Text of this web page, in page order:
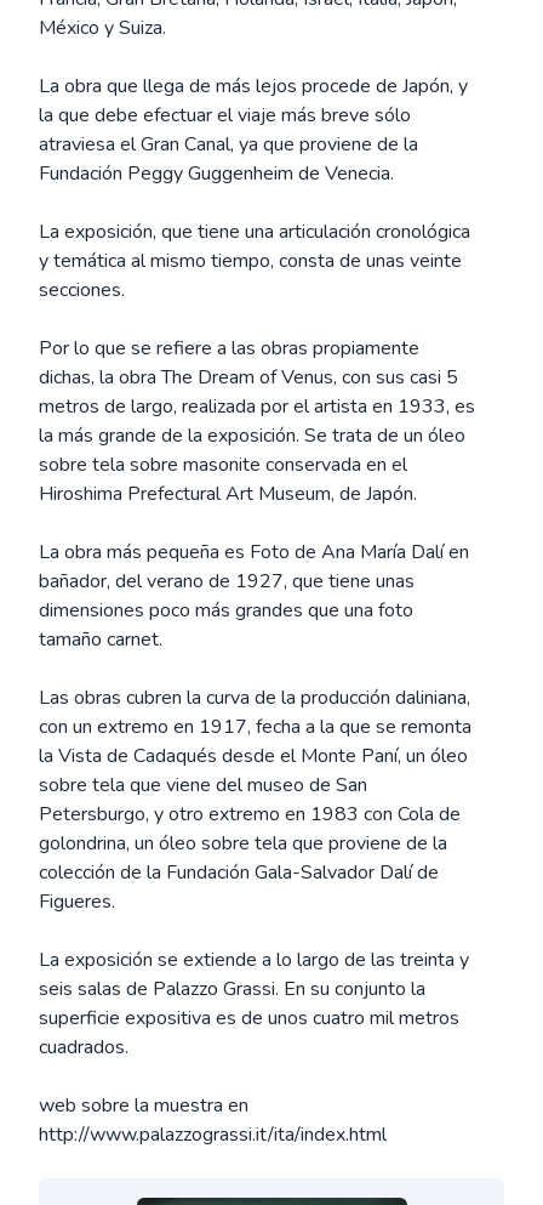
México y Suiza.
La obra que llega de más lejos procede de Japón, y
la que debe efectuar el viaje más breve sólo
atraviesa el Gran Canal, ya que proviene de la
Fundación Peggy Guggenheim de Venecia.
La exposición, que tiene una articulación cronológica
y temática al mismo tiempo, consta de unas veinte
secciones.
Por lo que se refiere a las obras propiamente
dichas, la obra The Dream of Venus, con sus casi 5
metros de largo, realizada por el artista en 1933, es
la más grande de la exposición. Se trata de un óleo
sobre tela sobre masonite conservada en el
Hiroshima Prefectural Art Museum, de Japón.
La obra más pequeña es Foto de Ana María Dalí en
bañador, del verano de 1927, que tiene unas
dimensiones poco más grandes que una foto
tamaño carnet.
Las obras cubren la curva de la producción daliniana,
con un extremo en 1917, fecha a la que se remonta
la Vista de Cadaqués desde el Monte Paní, un óleo
sobre tela que viene del museo de San
Petersburgo, y otro extremo en 1983 con Cola de
golondrina, un óleo sobre tela que proviene de la
colección de la Fundación Gala-Salvador Dalí de
Figueres.
La exposición se extiende a lo largo de las treinta y
seis salas de Palazzo Grassi. En su conjunto la
superficie expositiva es de unos cuatro mil metros
cuadrados.
web sobre la muestra en
http://www.palazzograssi.it/ita/index.html